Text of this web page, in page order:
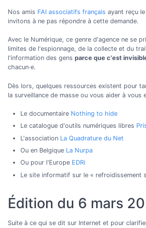
Nos amis FAI associatifs français ayant reçu
invitons à ne pas répondre à cette demande.
Avec le Numérique, ce genre d'agence ne se
limites de l'espionnage, de la collecte et du
l'information des gens parce que c'est
chacun·e.
Dès lors, quelques ressources existent pour
la surveillance de masse ou vous aider à vous
Le documentaire Nothing to hide
Le catalogue d'outils numériques libres
L'association La Quadrature du Net
Ou en Belgique La Nurpa
Ou pour l'Europe EDRi
Le site informatif sur le « refroidissement
Édition du 6 mars
Suite à ce qui se dit sur Internet et pour